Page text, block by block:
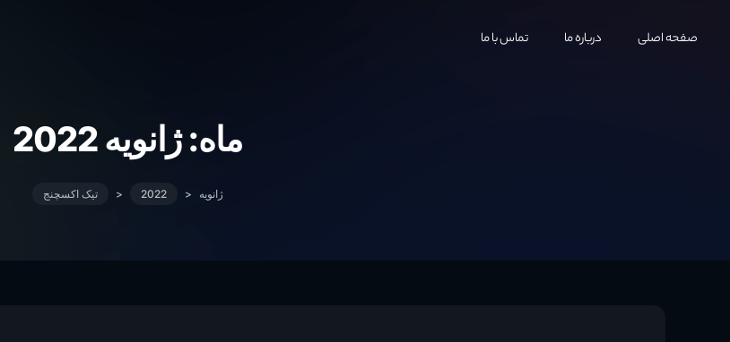
صفحه اصلی درباره ما تماس با ما
ماه:ژانویه 2022
تیک اکسچنج > 2022 > ژانویه